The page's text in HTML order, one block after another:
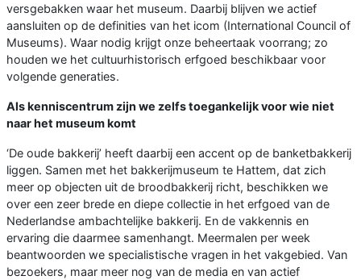
versgebakken waar het museum. Daarbij blijven we actief
aansluiten op de definities van het icom (International Council of
Museums). Waar nodig krijgt onze beheertaak voorrang; zo
houden we het cultuurhistorisch erfgoed beschikbaar voor
volgende generaties.
Als kenniscentrum zijn we zelfs toegankelijk voor wie niet
naar het museum komt
‘De oude bakkerij’ heeft daarbij een accent op de banketbakkerij
liggen. Samen met het bakkerijmuseum te Hattem, dat zich
meer op objecten uit de broodbakkerij richt, beschikken we
over een zeer brede en diepe collectie in het erfgoed van de
Nederlandse ambachtelijke bakkerij. En de vakkennis en
ervaring die daarmee samenhangt. Meermalen per week
beantwoorden we specialistische vragen in het vakgebied. Van
bezoekers, maar meer nog van de media en van actief